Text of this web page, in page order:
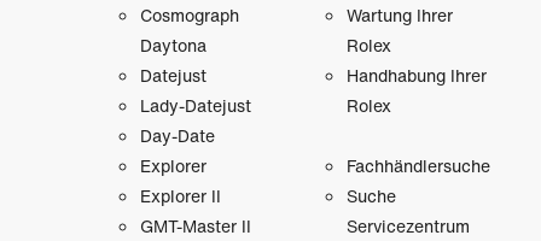
Cosmograph
Daytona
Datejust
Lady-Datejust
Day-Date
Explorer
Explorer II
GMT-Master II
Wartung Ihrer
Rolex
Handhabung Ihrer
Rolex
Fachhändlersuche
Suche
Servicezentrum